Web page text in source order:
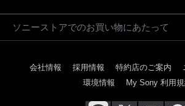
ソニーストアでのお買い物にあたって
会社情報 採用情報 特約店のご案内
環境情報
My Sony 利用